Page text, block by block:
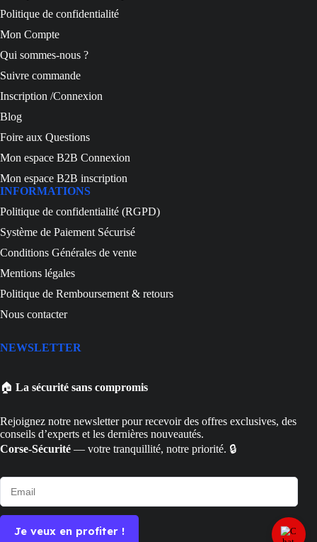
Politique de confidentialité
Mon Compte
Qui sommes-nous ?
Suivre commande
Inscription /Connexion
Blog
Foire aux Questions
Mon espace B2B Connexion
Mon espace B2B inscription
INFORMATIONS
Politique de confidentialité (RGPD)
Système de Paiement Sécurisé
Conditions Générales de vente
Mentions légales
Politique de Remboursement & retours
Nous contacter
NEWSLETTER
🏠 La sécurité sans compromis
Rejoignez notre newsletter pour recevoir des offres exclusives, des
conseils d’experts et les dernières nouveautés.
Corse-Sécurité — votre tranquillité, notre priorité. 🔒
Je veux en profiter !